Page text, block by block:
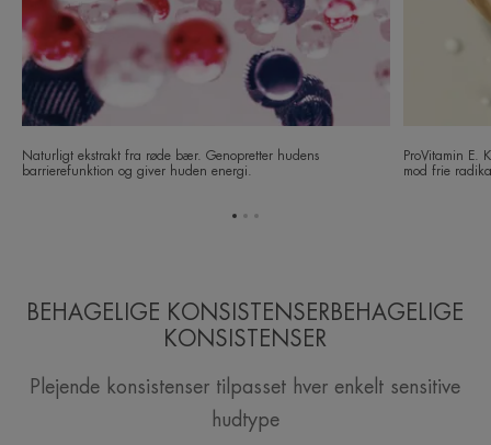
Naturligt ekstrakt fra røde bær. Genopretter hudens
barrierefunktion og giver huden energi.
ProVitamin E.
mod frie
BEHAGELIGE KONSISTENSERBEHAGELIGE
KONSISTENSER
Plejende konsistenser tilpasset hver enkelt sensitive
hudtype